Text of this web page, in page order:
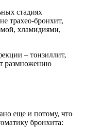
стадиях
трахео-бронхит,
хламидиями,
– тонзиллит,
размножению
еще и потому, что
бронхита: